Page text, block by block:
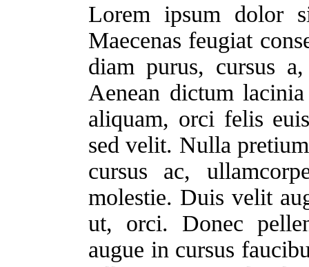
Lorem ipsum dolor
Maecenas feugiat
diam purus, cursus
Aenean dictum
aliquam, orci felis
sed velit. Nulla
cursus ac,
molestie. Duis velit
ut, orci. Donec
augue in cursus